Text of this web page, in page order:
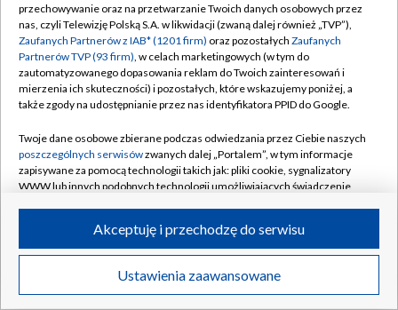
Abonament TVP
Emisja w TVP
Centrum informacji TVP
Naziemna Telewizja Cyfrowa
Rada Programowa
System NOS
Informacje o nadawcy
Program dla prasy
Ogłoszenie przetargowe
Regulamin TVP
Polityka prywatności
Moje zgody
Pomoc
Kontakt
Kanały
©2026 Telewizja Polska S.A. w likwidacji
przechowywanie oraz na przetwarzanie Twoich danych osobowych przez
nas, czyli Telewizję Polską S.A. w likwidacji (zwaną dalej również „TVP”),
Zaufanych Partnerów z IAB* (1201 firm) oraz pozostałych Zaufanych
Partnerów TVP (93 firm), w celach marketingowych (w tym do
zautomatyzowanego dopasowania reklam do Twoich zainteresowań i
mierzenia ich skuteczności) i pozostałych, które wskazujemy poniżej, a
także zgody na udostępnianie przez nas identyfikatora PPID do Google.
Twoje dane osobowe zbierane podczas odwiedzania przez Ciebie naszych
poszczególnych serwisówzwanych dalej „Portalem”, w tym informacje
zapisywane za pomocą technologii takich jak: pliki cookie, sygnalizatory
WWW lub innych podobnych technologii umożliwiających świadczenie
ruchu w Internecie.
Twoje dane osobowe zbierane podczas odwiedzania przez Ciebie
poszczególnych serwisówna Portalu, takie jak adresy IP, identyfikatory
Ustawienia zaawansowane
Akceptuję i przechodzę do serwisu